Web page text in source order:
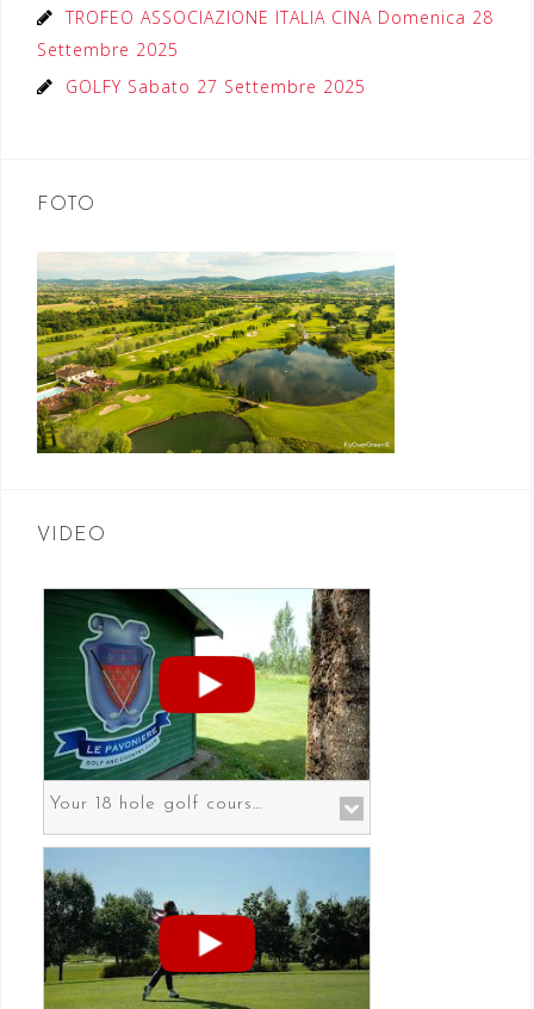
TROFEO ASSOCIAZIONE ITALIA CINA Domenica 28
Settembre 2025
GOLFY Sabato 27 Settembre 2025
FOTO
VIDEO
Your 18 hole golf course in Prato the gateway to Florence